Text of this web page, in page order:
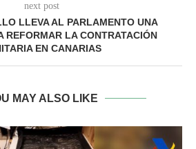
next post
LLEVA AL PARLAMENTO UNA
REFORMAR LA CONTRATACIÓN
EN CANARIAS
MAY ALSO LIKE